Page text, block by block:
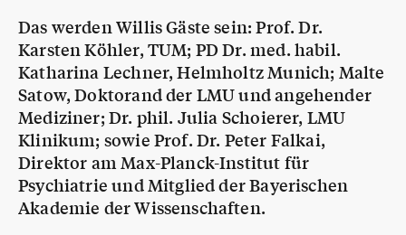
Das werden Willis Gäste sein: Prof. Dr.
Karsten Köhler, TUM; PD Dr. med. habil.
Katharina Lechner, Helmholtz Munich; Malte
Satow, Doktorand der LMU und angehender
Mediziner; Dr. phil. Julia Schoierer, LMU
Klinikum; sowie Prof. Dr. Peter Falkai,
Direktor am Max-Planck-Institut für
Psychiatrie und Mitglied der Bayerischen
Akademie der Wissenschaften.